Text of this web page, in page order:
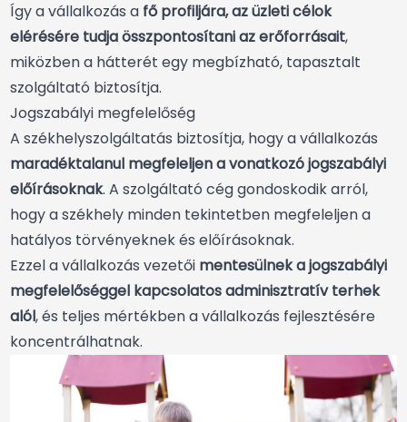
Így a vállalkozás a fő profiljára, az üzleti célok
elérésére tudja összpontosítani az erőforrásait,
miközben a hátterét egy megbízható, tapasztalt
szolgáltató biztosítja.
Jogszabályi megfelelőség
A székhelyszolgáltatás biztosítja, hogy a vállalkozás
maradéktalanul megfeleljen a vonatkozó jogszabályi
előírásoknak. A szolgáltató cég gondoskodik arról,
hogy a székhely minden tekintetben megfeleljen a
hatályos törvényeknek és előírásoknak.
Ezzel a vállalkozás vezetői mentesülnek a jogszabályi
megfelelőséggel kapcsolatos adminisztratív terhek
alól, és teljes mértékben a vállalkozás fejlesztésére
koncentrálhatnak.